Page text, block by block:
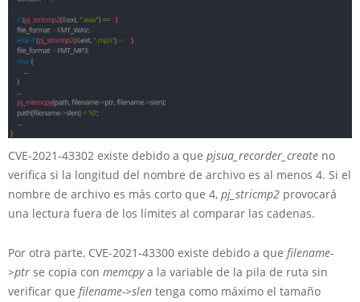
CVE-2021-43302 existe debido a que pjsua_recorder_create no
verifica si la longitud del nombre de archivo es al menos 4. Si el
nombre de archivo es más corto que 4, pj_stricmp2 provocará
una lectura fuera de los límites al comparar las cadenas.
Por otra parte, CVE-2021-43300 existe debido a que filename-
>ptr se copia con memcpya la variable de la pila de ruta sin
verificar que filename->slen tenga como máximo el tamaño